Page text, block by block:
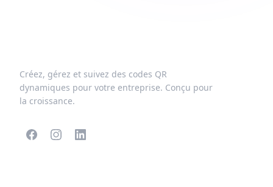
Créez, gérez et suivez des codes QR
dynamiques pour votre entreprise. Conçu pour
la croissance.